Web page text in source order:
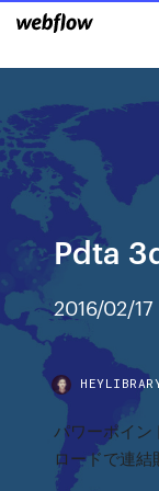
Pdta
2016/02/17
パワーポイン
ロードで連結